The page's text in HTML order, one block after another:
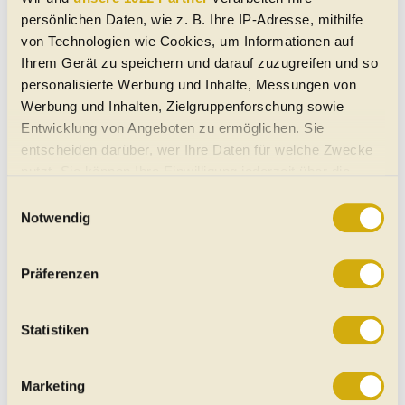
persönlichen Daten, wie z. B. Ihre IP-Adresse, mithilfe
von Technologien wie Cookies, um Informationen auf
Ihrem Gerät zu speichern und darauf zuzugreifen und so
personalisierte Werbung und Inhalte, Messungen von
Werbung und Inhalten, Zielgruppenforschung sowie
Entwicklung von Angeboten zu ermöglichen. Sie
entscheiden darüber, wer Ihre Daten für welche Zwecke
Trigger Symbol ändern oder widerrufen
Informationen über Ihre geografische Lage erfassen,
Ihr Gerät durch aktives Scannen nach bestimmten
Erfahren Sie mehr darüber, wie Ihre persönlichen Daten
verarbeitet werden, und legen Sie Ihre Präferenzen im
Notwendig
Präferenzen
Statistiken
Marketing
Antriebe
Plug-in-Hybrid mit deutlich gesteigerter elektrischer
Das Antriebssystem des BMW X3 30e xDrive